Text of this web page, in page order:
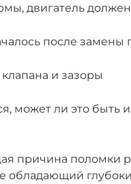
двигатель
после
и зазоры
может ли это быть
причина поломки
обладающий